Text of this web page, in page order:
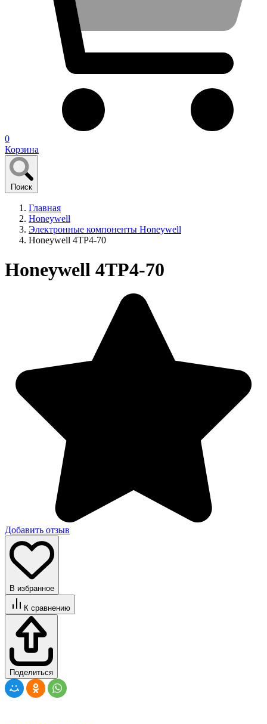
0
Корзина
Поиск
Главная
Honeywell
Электронные компоненты Honeywell
Honeywell 4TP4-70
Honeywell 4TP4-70
Добавить отзыв
В избранное
К сравнению
Поделиться